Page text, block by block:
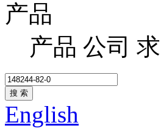
产品
产品 公司
搜 索
English